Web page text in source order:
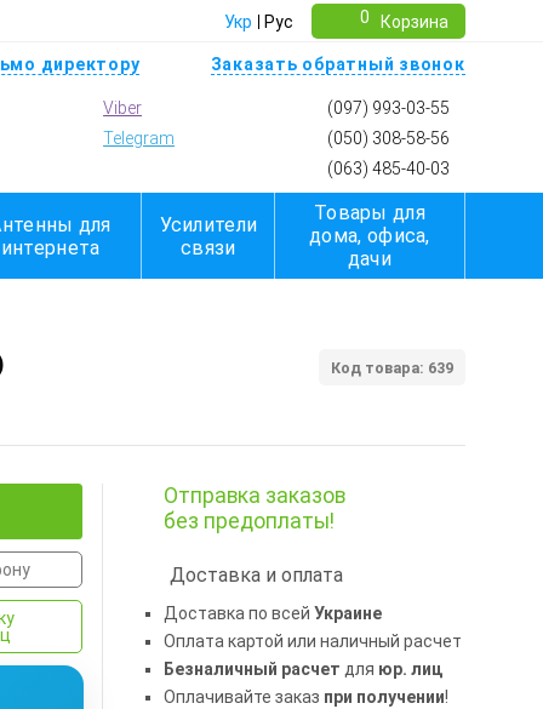
Укр Рус 0 Корзина
директору Заказать обратный звонок
Viber
Telegram
(097) 993-03-55
(050) 308-58-56
(063) 485-40-03
для
интернета
Усилители
связи
Товары для
дома, офиса,
дачи
Код товара: 639
Отправка заказов
без предоплаты!
Доставка и оплата
Доставка по всей Украине
Оплата картой или наличный расчет
Безналичный расчет для юр. лиц
Оплачивайте заказ при получении!